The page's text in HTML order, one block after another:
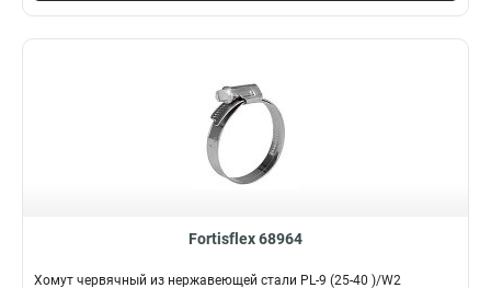
Fortisflex 68964
Хомут червячный из нержавеющей стали PL-9 (25-40 )/W2